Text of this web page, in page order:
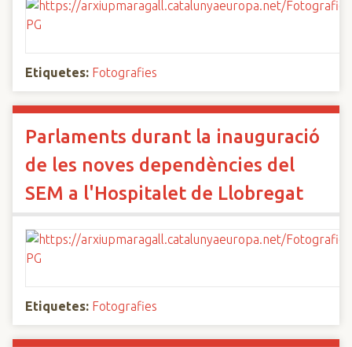
Etiquetes: Fotografies
Parlaments durant la inauguració
de les noves dependències del
SEM a l'Hospitalet de Llobregat
Etiquetes: Fotografies